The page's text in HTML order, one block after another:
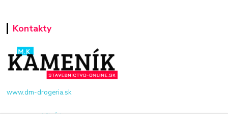
Kontakty
www.dm-drogeria.sk
Viktória